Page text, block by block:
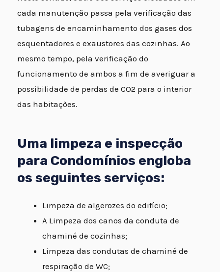
cada manutenção passa pela verificação das
tubagens de encaminhamento dos gases dos
esquentadores e exaustores das cozinhas. Ao
mesmo tempo, pela verificação do
funcionamento de ambos a fim de averiguar a
possibilidade de perdas de CO2 para o interior
das habitações.
Uma limpeza e inspecção
para Condomínios engloba
os seguintes serviços:
Limpeza de algerozes do edifício;
A Limpeza dos canos da conduta de
chaminé de cozinhas;
Limpeza das condutas de chaminé de
respiração de WC;